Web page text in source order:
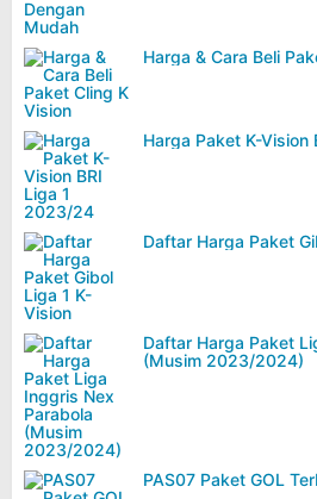
Harga & Cara Beli
Harga Paket K-
Daftar Harga Paket
Daftar Harga Paket
(Musim 2023/2024)
PAS07 Paket GOL